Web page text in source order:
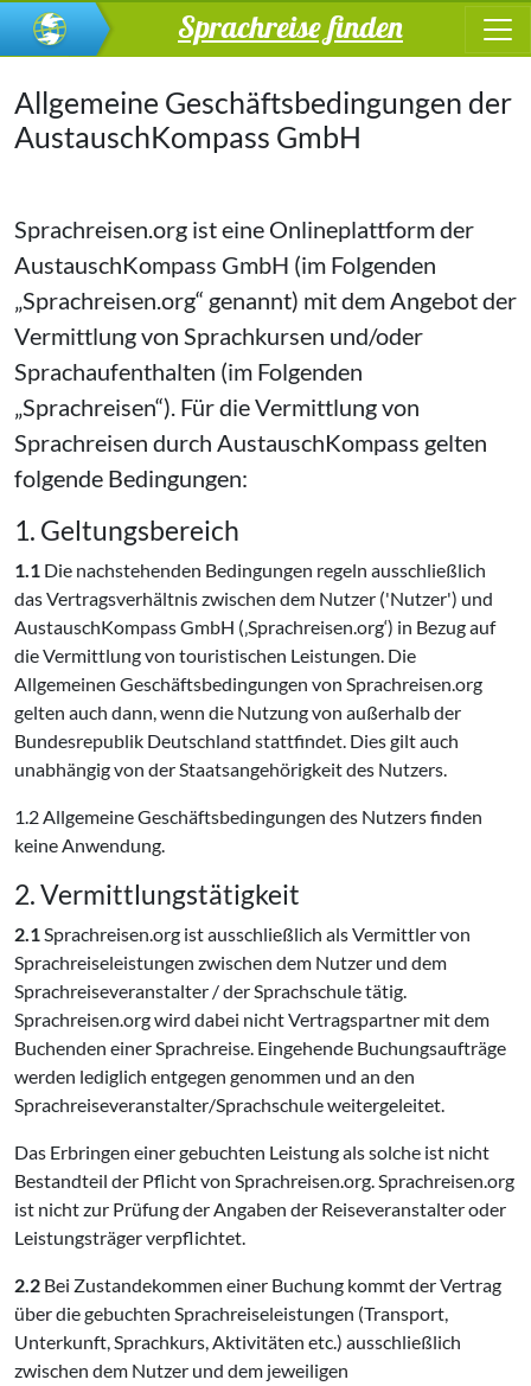
Sprachreise finden
Allgemeine Geschäftsbedingungen der
AustauschKompass GmbH
Sprachreisen.org ist eine Onlineplattform der
AustauschKompass GmbH (im Folgenden
„Sprachreisen.org“ genannt) mit dem Angebot der
Vermittlung von Sprachkursen und/oder
Sprachaufenthalten (im Folgenden
„Sprachreisen“). Für die Vermittlung von
Sprachreisen durch AustauschKompass gelten
folgende Bedingungen:
1. Geltungsbereich
1.1 Die nachstehenden Bedingungen regeln ausschließlich
das Vertragsverhältnis zwischen dem Nutzer ('Nutzer') und
AustauschKompass GmbH (‚Sprachreisen.org‘) in Bezug auf
die Vermittlung von touristischen Leistungen. Die
Allgemeinen Geschäftsbedingungen von Sprachreisen.org
gelten auch dann, wenn die Nutzung von außerhalb der
Bundesrepublik Deutschland stattfindet. Dies gilt auch
unabhängig von der Staatsangehörigkeit des Nutzers.
1.2 Allgemeine Geschäftsbedingungen des Nutzers finden
keine Anwendung.
2. Vermittlungstätigkeit
2.1Sprachreisen.org ist ausschließlich als Vermittler von
Sprachreiseleistungen zwischen dem Nutzer und dem
Sprachreiseveranstalter / der Sprachschule tätig.
Sprachreisen.org wird dabei nicht Vertragspartner mit dem
Buchenden einer Sprachreise. Eingehende Buchungsaufträge
werden lediglich entgegen genommen und an den
Sprachreiseveranstalter/Sprachschule weitergeleitet.
Das Erbringen einer gebuchten Leistung als solche ist nicht
Bestandteil der Pflicht von Sprachreisen.org. Sprachreisen.org
ist nicht zur Prüfung der Angaben der Reiseveranstalter oder
Leistungsträger verpflichtet.
2.2 Bei Zustandekommen einer Buchung kommt der Vertrag
über die gebuchten Sprachreiseleistungen (Transport,
Unterkunft, Sprachkurs, Aktivitäten etc.) ausschließlich
zwischen dem Nutzer und dem jeweiligen